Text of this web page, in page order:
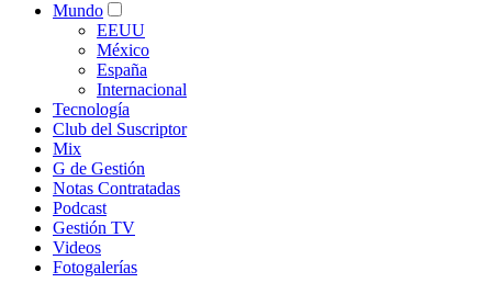
Mundo
EEUU
México
España
Internacional
Tecnología
Club del Suscriptor
Mix
G de Gestión
Notas Contratadas
Podcast
Gestión TV
Videos
Fotogalerías